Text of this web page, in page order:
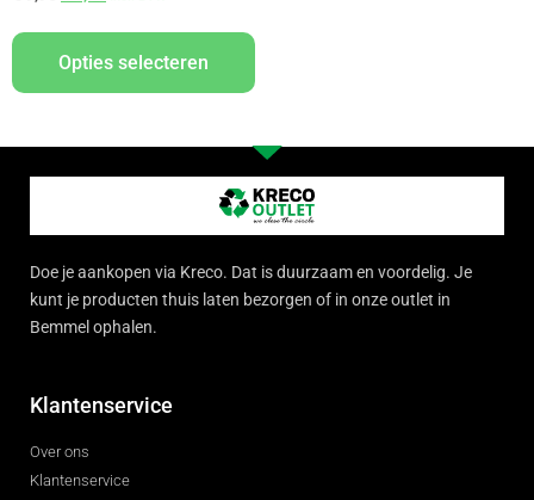
Opties selecteren
Doe je aankopen via Kreco. Dat is duurzaam en voordelig. Je
kunt je producten thuis laten bezorgen of in onze outlet in
Bemmel ophalen.
Klantenservice
Over ons
Klantenservice